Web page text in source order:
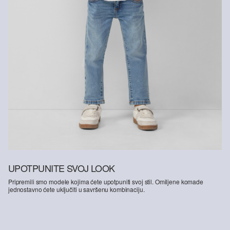
na način kojim se štede resursi.
Podržavamo Better Cotton: Kad se odlučite za naše pamučne
proizvode, podržavate našu investiciju u misiju „Better Cotton”,
pridonosite opstanku i dobrobiti poljoprivrednih zajednica, a
istovremeno štitite i oporavljate okoliš. Better Cotton pruža podršku
poljoprivrednim zajednicama u društvenom, ekološkom i
ekonomskom pogledu tako što ih osposobljava za održivije metode
uzgoja. Ovaj proizvod proizvodi se preko sustava masene bilance i
stoga možda ne sadrži Better Cotton.Više informacija o tome
soliver-group.com
UPOTPUNITE SVOJ LOOK
Pripremili smo modele kojima ćete upotpuniti svoj stil. Omiljene komade
jednostavno ćete uključiti u savršenu kombinaciju.